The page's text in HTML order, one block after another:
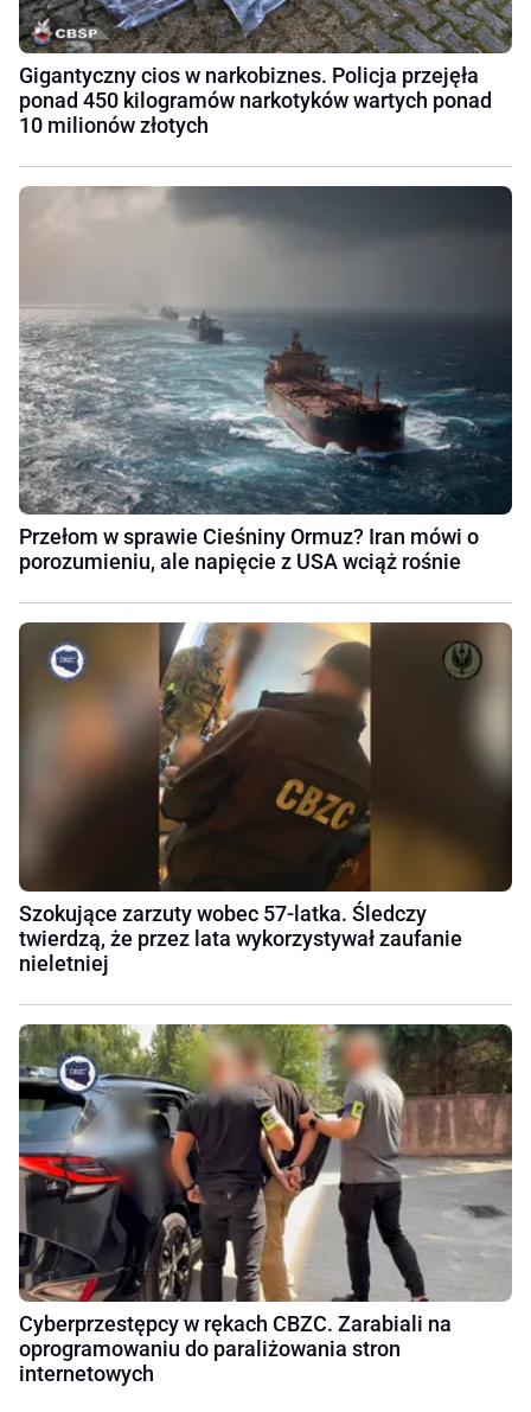
Gigantyczny cios w narkobiznes. Policja przejęła
ponad 450 kilogramów narkotyków wartych ponad
10 milionów złotych
Przełom w sprawie Cieśniny Ormuz? Iran mówi o
porozumieniu, ale napięcie z USA wciąż rośnie
Szokujące zarzuty wobec 57-latka. Śledczy
twierdzą, że przez lata wykorzystywał zaufanie
nieletniej
Cyberprzestępcy w rękach CBZC. Zarabiali na
oprogramowaniu do paraliżowania stron
internetowych